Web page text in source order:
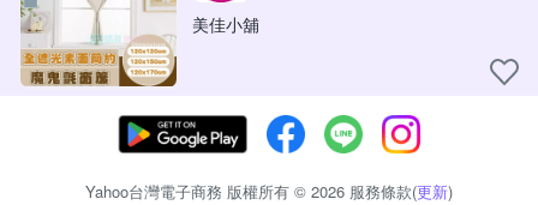
美佳小舖
Yahoo台灣電子商務 版權所有 © 2026 服務條款(更新)